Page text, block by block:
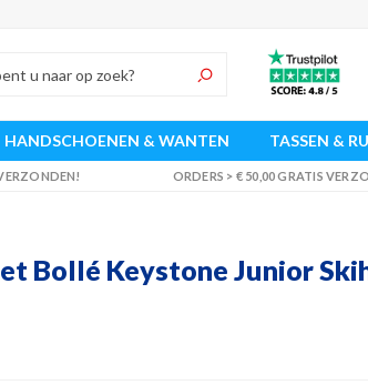
HANDSCHOENEN & WANTEN TASSEN &
ORDERS > € 50,00 GRATIS
Bollé Keystone Junior